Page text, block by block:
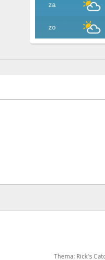
za
zo
Thema: Rick's